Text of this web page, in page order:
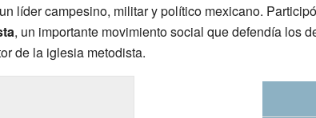
líder campesino, militar y político mexicano.
, un importante movimiento social que defendía los
de la iglesia metodista.